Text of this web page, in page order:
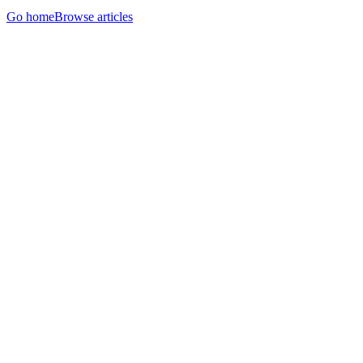
Go homeBrowse articles